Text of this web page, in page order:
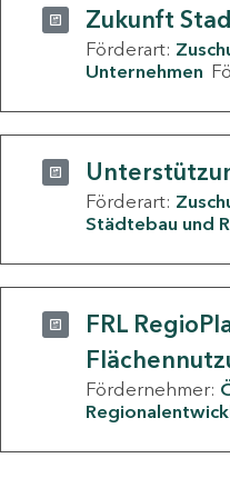
Zukunft
Förderart:
Unternehmen
Förderart:
Städtebau und
FRL
Fördernehmer: